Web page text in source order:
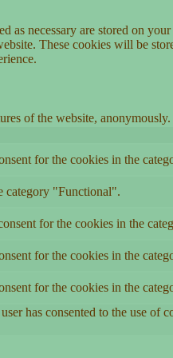
necessary are stored on
These cookies will be
of the website, anonymously.
for the cookies in the
category "Functional".
for the cookies in the
for the cookies in the
for the cookies in the
has consented to the use of